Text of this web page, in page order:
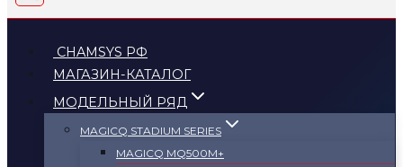
CHAMSYS РФ
МАГАЗИН-КАТАЛОГ
МОДЕЛЬНЫЙ РЯД
MAGICQ STADIUM SERIES
MAGICQ MQ500M+